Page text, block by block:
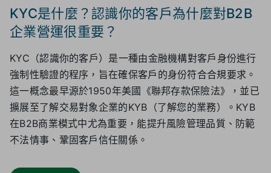
KYC是什麼？認識你的客戶為什麼對B2B
企業營運很重要？
KYC（認識你的客戶）是一種由金融機構對客戶身份進行
強制性驗證的程序，旨在確保客戶的身份符合合規要求。
這一概念最早源於1950年美國《聯邦存款保險法》，並已
擴展至了解交易對象企業的KYB（了解您的業務）。KYB
在B2B商業模式中尤為重要，能提升風險管理品質、防範
不法情事、鞏固客戶信任關係。